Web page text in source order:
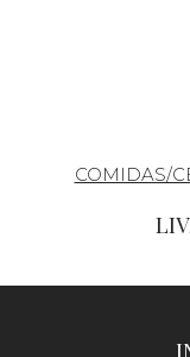
COMIDAS/